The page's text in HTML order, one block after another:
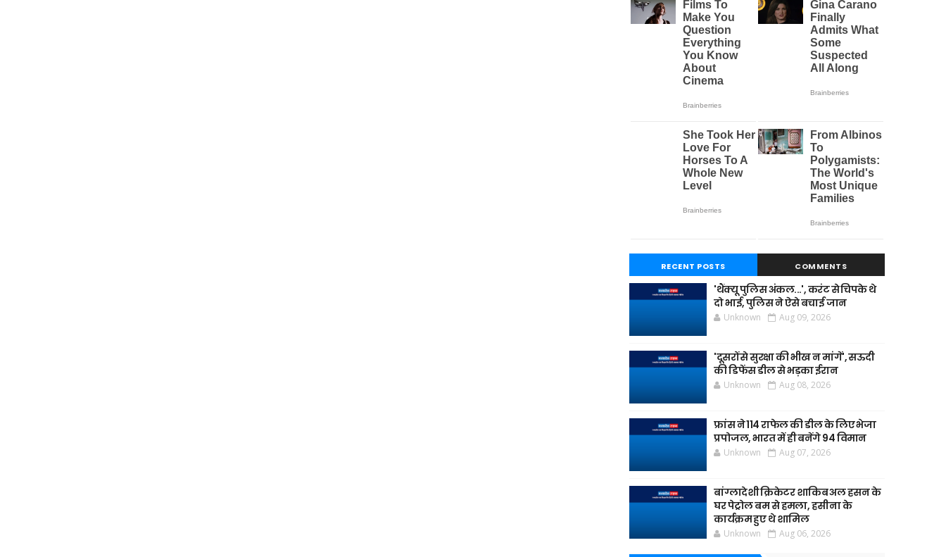
RECENT POSTS COMMENTS
'थैंक्यू पुलिस अंकल...', करंट से चिपके थे
दो भाई, पुलिस ने ऐसे बचाई जान
Unknown Aug 09, 2026
'दूसरों से सुरक्षा की भीख न मांगें', सऊदी
की डिफेंस डील से भड़का ईरान
Unknown Aug 08, 2026
फ्रांस ने 114 राफेल की डील के लिए भेजा
प्रपोजल, भारत में ही बनेंगे 94 विमान
Unknown Aug 07, 2026
बांग्लादेशी क्रिकेटर शाकिब अल हसन के
घर पेट्रोल बम से हमला, हसीना के
कार्यक्रम हुए थे शामिल
Unknown Aug 06, 2026